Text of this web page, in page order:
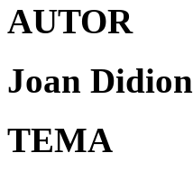
AUTOR
Joan Didion
TEMA